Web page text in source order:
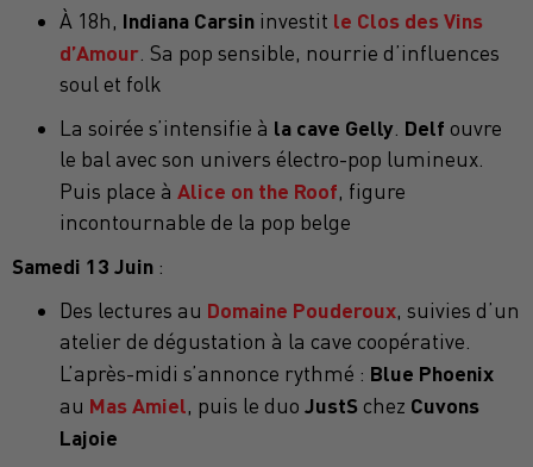
À 18h, Indiana Carsin investit le Clos des Vins
d’Amour . Sa pop sensible, nourrie d’influences
soul et folk
La soirée s’intensifie à la cave Gelly Delf ouvre
le bal avec son univers électro-pop lumineux.
Puis place à Alice on the Roof, figure
incontournable de la pop belge
Samedi 13 Juin :
Des lectures au Domaine Pouderoux, suivies d’un
atelier de dégustation à la cave coopérative.
L’après-midi s’annonce rythmé : Blue Phoenix
au Mas Amiel, puis le duo JustS chez Cuvons
Lajoie